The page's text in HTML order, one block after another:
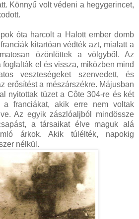
Könnyű volt védeni a hegygerincet,
óta harcolt a Halott ember domb
kitartóan védték azt, mialatt a
özönlöttek a völgyből. Az
el és vissza, miközben mind
veszteségeket szenvedett, és
erősítést a mészárszékre. Májusban
nyitottak tüzet a Côte 304-re és két
a franciákat, akik erre nem voltak
Az egyik zászlóaljból mindössze
a társaikat élve maguk alá
árkok. Akik túlélték, napokig
nélkül.